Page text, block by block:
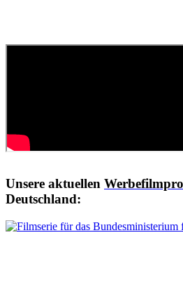
Unsere aktuellen
Deutschland: